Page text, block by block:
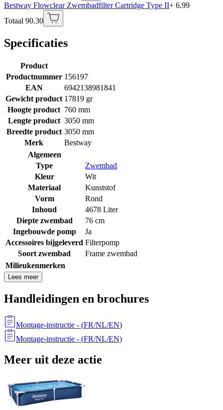
Bestway Flowclear Zwembadfilter Cartridge Type II+ 6.99
Totaal 90.30
Specificaties
Product
Productnummer 156197
EAN
6942138981841
Gewicht product 17819 gr
Hoogte product 760 mm
Lengte product 3050 mm
Breedte product 3050 mm
Merk
Bestway
Algemeen
Type
Zwembad
Kleur
Wit
Materiaal
Kunststof
Vorm
Rond
Inhoud
4678 Liter
Diepte zwembad
76 cm
Ingebouwde pomp
Ja
Accessoires bijgeleverd Filterpomp
Soort zwembad
Frame zwembad
Milieukenmerken
Lees meer
Handleidingen en brochures
Montage-instructie - (FR/NL/EN)
Montage-instructie - (FR/NL/EN)
Meer uit deze actie